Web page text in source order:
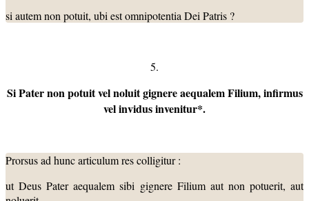
si autem non potuit, ubi est omnipotentia Dei Patris ?
5.
Si Pater non potuit vel noluit gignere aequalem Filium, infirmus
vel invidus invenitur*.
Prorsus ad hunc articulum res colligitur :
ut Deus Pater aequalem sibi gignere Filium aut non potuerit, aut